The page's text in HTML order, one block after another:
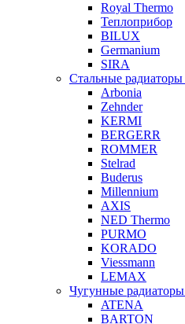
Royal Thermo
Теплоприбор
BILUX
Germanium
SIRA
Стальные радиаторы
Arbonia
Zehnder
KERMI
BERGERR
ROMMER
Stelrad
Buderus
Millennium
AXIS
NED Thermo
PURMO
KORADO
Viessmann
LEMAX
Чугунные радиаторы
ATENA
BARTON